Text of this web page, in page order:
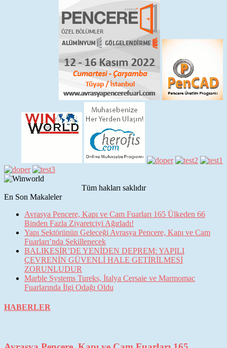
Tüm hakları saklıdır
En Son Makaleler
Avrasya Pencere, Kapı ve Cam Fuarları 165 Ülkeden 66
Binden Fazla Ziyaretçiyi Ağırladı!
Yapı Sektörünün Geleceği Avrasya Pencere, Kapı ve Cam
Fuarları’nda Şekillenecek
BALIKESİR’DE YENİDEN DEPREM: YAPILI
ÇEVRENİN GÜVENLİ HALE GETİRİLMESİ
ZORUNLUDUR
Marble Systems Tureks, İtalya Cersaie ve Marmomac
Fuarlarında İlgi Odağı Oldu
HABERLER